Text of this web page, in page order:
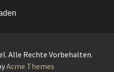
Alle Rechte Vorbehalten.
Acme Themes